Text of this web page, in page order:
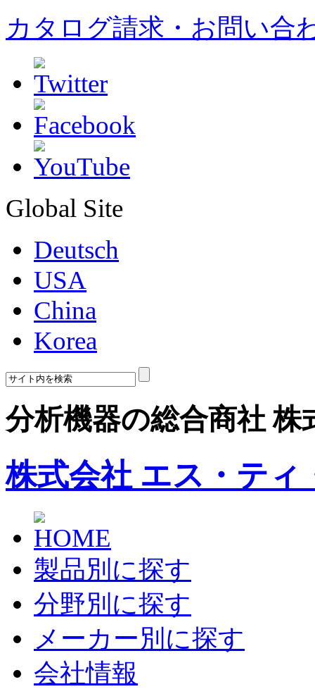
カタログ請求・お問い合
Global Site
Deutsch
USA
China
Korea
分析機器の総合商社
株式会社 エス・ティ
製品別に探す
分野別に探す
メーカー別に探す
会社情報